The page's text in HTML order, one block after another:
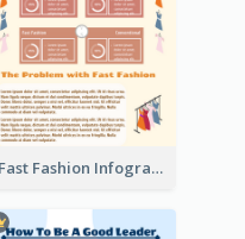
Fast Fashion Infographic